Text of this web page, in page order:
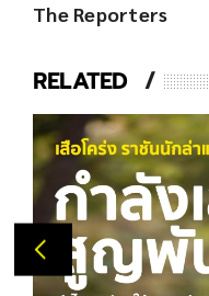
The Reporters
RELATED